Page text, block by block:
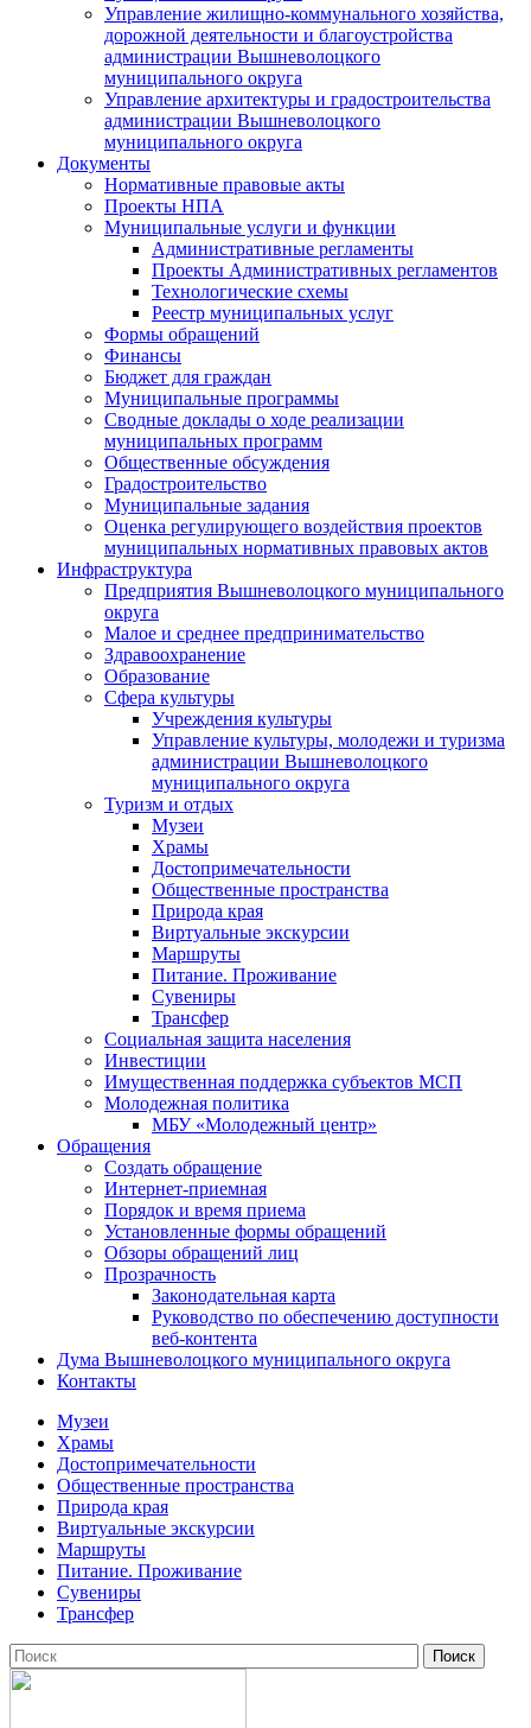
Управление жилищно-коммунального хозяйства,
дорожной деятельности и благоустройства
администрации Вышневолоцкого
муниципального округа
Управление архитектуры и градостроительства
администрации Вышневолоцкого
муниципального округа
Документы
Нормативные правовые акты
Проекты НПА
Муниципальные услуги и функции
Административные регламенты
Проекты Административных регламентов
Технологические схемы
Реестр муниципальных услуг
Формы обращений
Финансы
Бюджет для граждан
Муниципальные программы
Сводные доклады о ходе реализации
муниципальных программ
Общественные обсуждения
Градостроительство
Муниципальные задания
Оценка регулирующего воздействия проектов
муниципальных нормативных правовых актов
Инфраструктура
Предприятия Вышневолоцкого муниципального
округа
Малое и среднее предпринимательство
Здравоохранение
Образование
Сфера культуры
Учреждения культуры
Управление культуры, молодежи и туризма
администрации Вышневолоцкого
муниципального округа
Туризм и отдых
Музеи
Храмы
Достопримечательности
Общественные пространства
Природа края
Виртуальные экскурсии
Маршруты
Питание. Проживание
Сувениры
Трансфер
Социальная защита населения
Инвестиции
Имущественная поддержка субъектов МСП
Молодежная политика
МБУ «Молодежный центр»
Обращения
Создать обращение
Интернет-приемная
Порядок и время приема
Установленные формы обращений
Обзоры обращений лиц
Прозрачность
Законодательная карта
Руководство по обеспечению доступности
веб-контента
Дума Вышневолоцкого муниципального округа
Контакты
Музеи
Храмы
Достопримечательности
Общественные пространства
Природа края
Виртуальные экскурсии
Маршруты
Питание. Проживание
Сувениры
Трансфер